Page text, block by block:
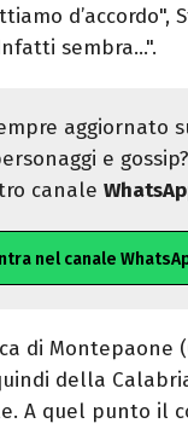
d’accordo",
sembra…".
aggiornato
e
canale
nel canale
di Montepaone
della
A quel punto il